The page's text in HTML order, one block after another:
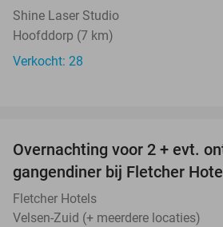
Shine Laser Studio
Hoofddorp (7 km)
Verkocht: 28
Overnachting voor 2 + evt.
gangendiner bij Fletcher
Fletcher Hotels
Velsen-Zuid (+ meerdere locaties)